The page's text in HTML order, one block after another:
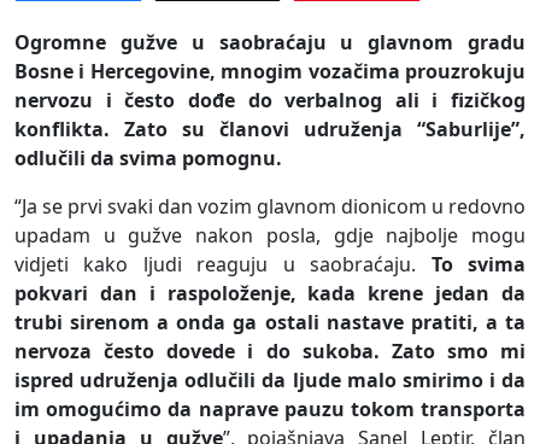
Ogromne gužve u saobraćaju u glavnom gradu
Bosne i Hercegovine, mnogim vozačima prouzrokuju
nervozu i često dođe do verbalnog ali i fizičkog
konflikta. Zato su članovi udruženja “Saburlije”,
odlučili da svima pomognu.
“Ja se prvi svaki dan vozim glavnom dionicom u redovno
upadam u gužve nakon posla, gdje najbolje mogu
vidjeti kako ljudi reaguju u saobraćaju. To svima
pokvari dan i raspoloženje, kada krene jedan da
trubi sirenom a onda ga ostali nastave pratiti, a ta
nervoza često dovede i do sukoba. Zato smo mi
ispred udruženja odlučili da ljude malo smirimo i da
im omogućimo da naprave pauzu tokom transporta
i upadanja u gužve”, pojašnjava Sanel Leptir, član